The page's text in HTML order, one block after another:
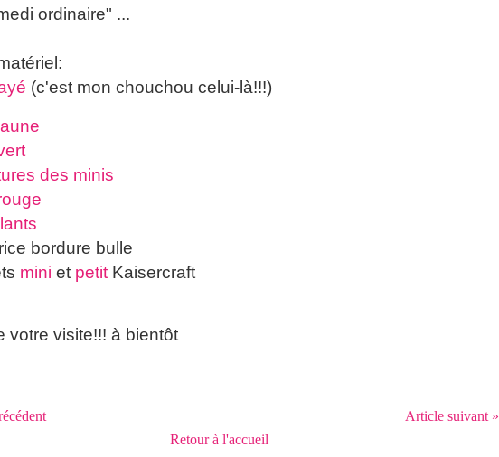
ordinaire" ...
(c'est mon chouchou celui-là!!!)
des minis
bordure bulle
mini et petit Kaisercraft
votre visite!!! à bientôt
Article suivant »
Retour à l'accueil